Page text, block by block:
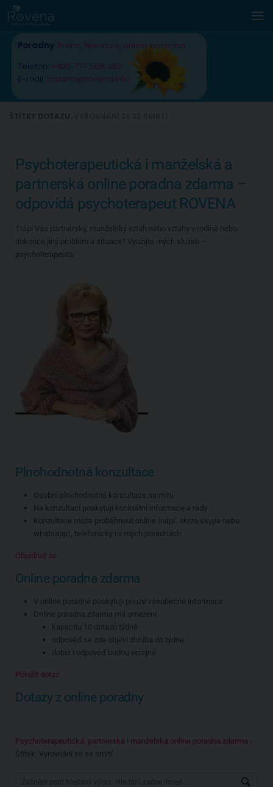
Skip to content
Poradny Praha Nymburk online poradna
Telefon: +420 777 588 352
E-mail: radana@rovena.info
Psychoterapeutická i manželská a
partnerská online poradna zdarma –
odpovídá psychoterapeut ROVENA
Trápí Vás partnerský, manželský vztah nebo vztahy v rodině nebo
dokonce jiný problém a situace? Využijte mých služeb –
psychoterapeuta.
Plnohodnotná konzultace
Osobní plnohodnotná konzultace na míru
Na konzultaci poskytuji konkrétní informace a rady
Konzultace může proběhnout online (např. skrze skype nebo
whatsapp), telefonicky i v mých poradnách
Objednat se
Online poradna zdarma
V online poradně poskytuji pouze všeobecné informace
Online poradna zdarma má omezení:
kapacitu 10 dotazů týdně
odpověď se zde objeví zhruba do týdne
dotaz i odpověď budou veřejné
Položit dotaz
Dotazy z online poradny
Psychoterapeutická, partnerská i manželská online poradna zdarma ›
Štítek: Vyrovnání se se smrtí